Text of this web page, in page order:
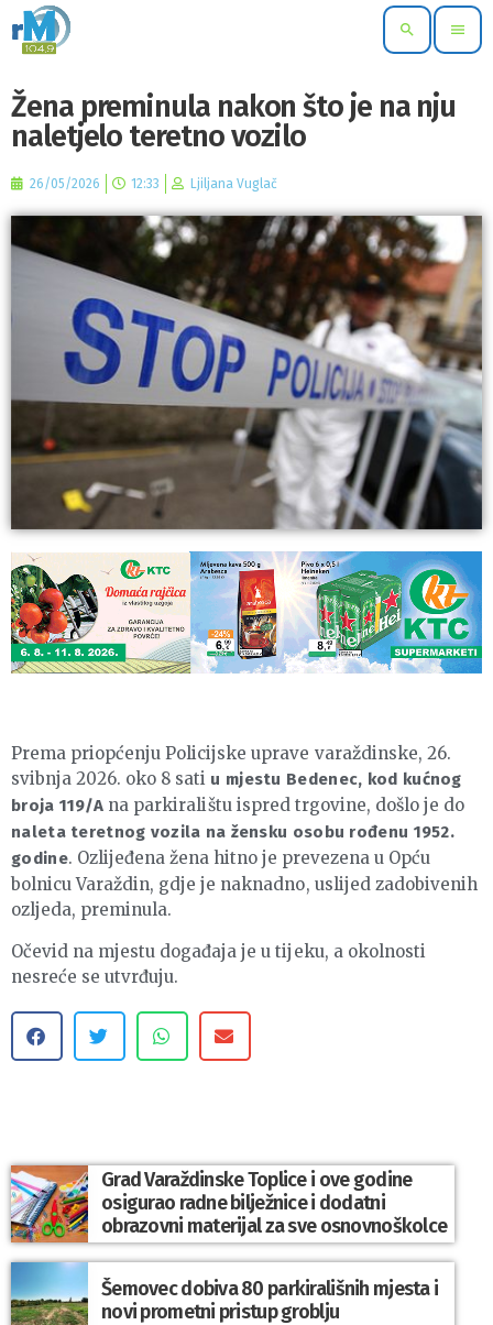
search menu
Žena preminula nakon što je na nju
naletjelo teretno vozilo
26/05/2026 12:33 Ljiljana Vuglač
Prema priopćenju Policijske uprave varaždinske, 26.
svibnja 2026. oko 8 sati u mjestu Bedenec, kod kućnog
broja 119/A na parkiralištu ispred trgovine, došlo je do
naleta teretnog vozila na žensku osobu rođenu 1952.
godine. Ozlijeđena žena hitno je prevezena u Opću
bolnicu Varaždin, gdje je naknadno, uslijed zadobivenih
ozljeda, preminula.
Očevid na mjestu događaja je u tijeku, a okolnosti
nesreće se utvrđuju.
Grad Varaždinske Toplice i ove godine
osigurao radne bilježnice i dodatni
obrazovni materijal za sve osnovnoškolce
Šemovec dobiva 80 parkirališnih mjesta i
novi prometni pristup groblju